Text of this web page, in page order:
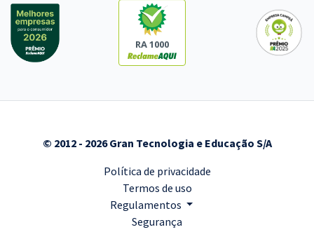
RA 1000
© 2012 - 2026 Gran Tecnologia e Educação S/A
Política de privacidade
Termos de uso
Regulamentos
Segurança